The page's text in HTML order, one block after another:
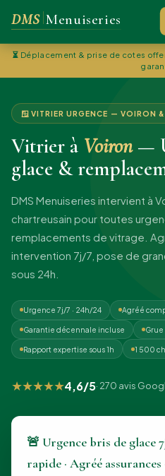
DMS Menuiseries
⏳ Déplacement & prise de cotes
🪟 VITRIER URGENCE — VOIRON
Vitrier à Voiron—
glace &
DMS Menuiseries intervient à
chartreusain pour toutes
remplacements de vitrage.
intervention 7j/7, pose de
sous 24h.
Urgence 7j/7 · 24h/24 Agréé
Garantie décennale incluse Grue
Rapport expertise sous 1h 1 500
★★★★★4,6/5· 270 avis
🚨 Urgence bris de glace
rapide · Agréé assurances